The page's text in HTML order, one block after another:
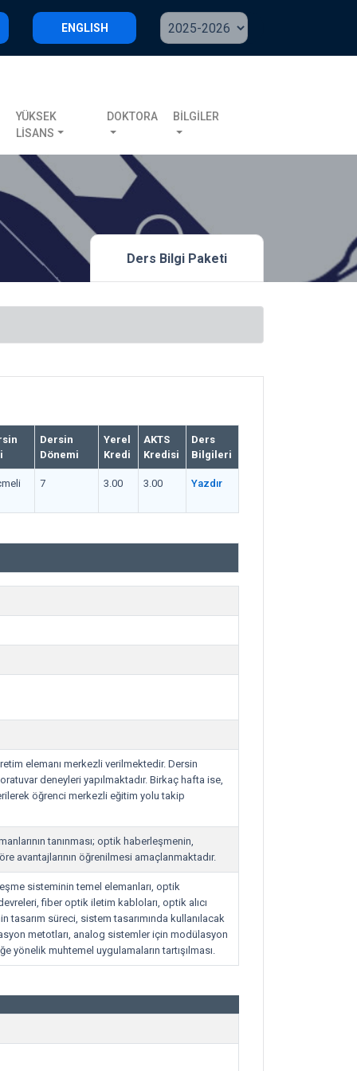
ENGLISH
YÜKSEK
LİSANS
DOKTORA BİLGİLER
Ders Bilgi Paketi
Dersin
Dönemi
Yerel
Kredi
AKTS
Kredisi
Ders
Bilgileri
7 3.00 3.00 Yazdır
elemanı merkezli verilmektedir. Dersin
deneyleri yapılmaktadır. Birkaç hafta ise,
öğrenci merkezli eğitim yolu takip
tanınması; optik haberleşmenin,
avantajlarının öğrenilmesi amaçlanmaktadır.
sisteminin temel elemanları, optik
fiber optik iletim kabloları, optik alıcı
süreci, sistem tasarımında kullanılacak
metotları, analog sistemler için modülasyon
yönelik muhtemel uygulamaların tartışılması.